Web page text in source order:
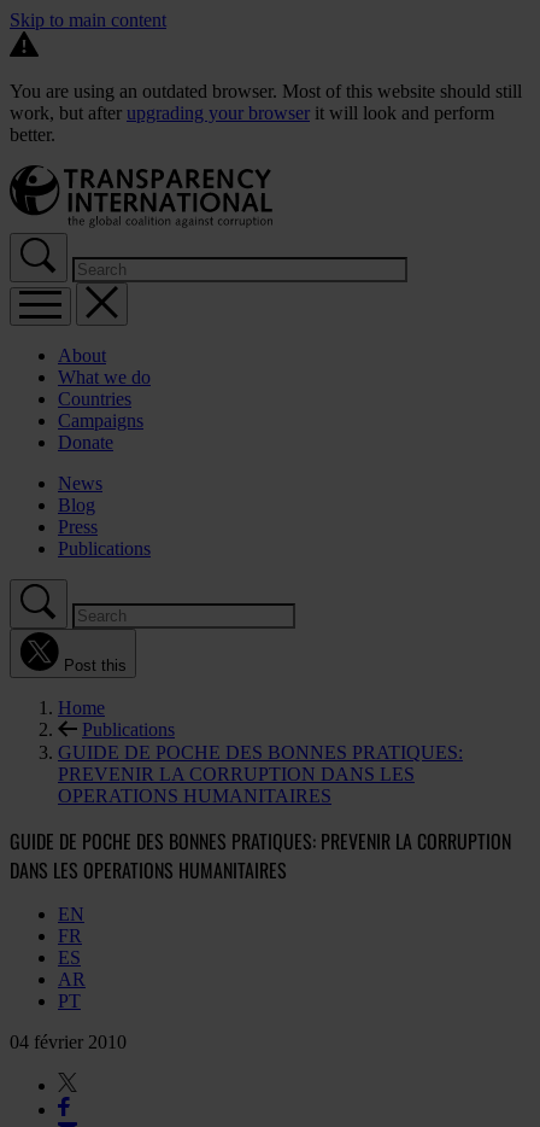
Skip to main content
You are using an outdated browser. Most of this website should still
work, but after upgrading your browser it will look and perform
better.
About
What we do
Countries
Campaigns
Donate
News
Blog
Press
Publications
Post this
Home
Publications
GUIDE DE POCHE DES BONNES PRATIQUES:
PREVENIR LA CORRUPTION DANS LES
OPERATIONS HUMANITAIRES
GUIDE DE POCHE DES BONNES PRATIQUES: PREVENIR LA CORRUPTION
DANS LES OPERATIONS HUMANITAIRES
EN
FR
ES
AR
PT
04 février 2010